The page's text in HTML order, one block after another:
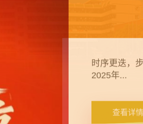
许我耀眼 |